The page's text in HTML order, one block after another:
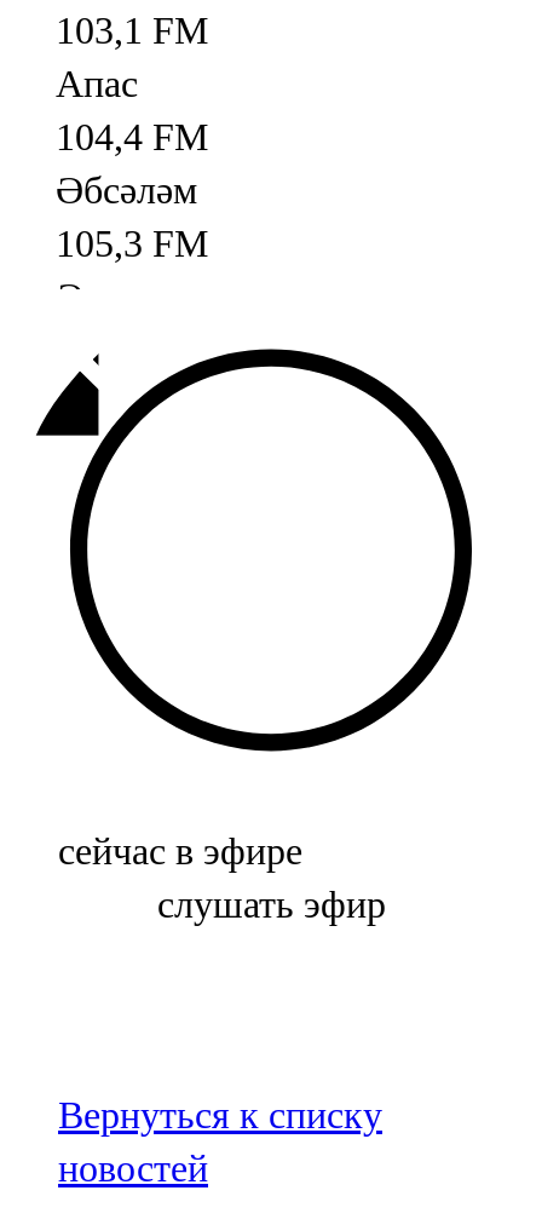
103,1 FM
Апас
104,4 FM
Әбсәләм
105,3 FM
Әлмәт
92,9 FM
Базарлы матак
107,1 FM
Балык бистәсе
104,9 FM
Баулы
107,5 FM
Биләр
Болгар
100,3 FM
Зәй
106,6 FM
сейчас в эфире
слушать эфир
Вернуться к списку
новостей